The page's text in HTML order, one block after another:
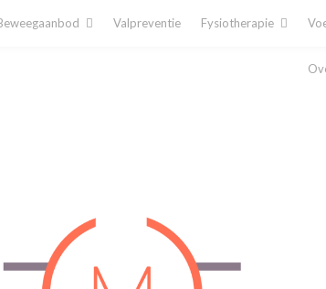
Valpreventie Fysiotherapie